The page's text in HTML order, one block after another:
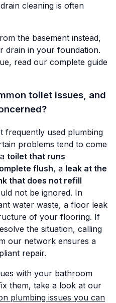
cleaning is often
the basement instead,
drain in your foundation.
read our complete guide
toilet issues, and
frequently used plumbing
problems tend to come
toilet that runs
flush, a leak at the
that does not refill
not be ignored. In
water waste, a floor leak
of your flooring. If
the situation, calling
our network ensures a
repair.
with your bathroom
them, take a look at our
plumbing issues you can